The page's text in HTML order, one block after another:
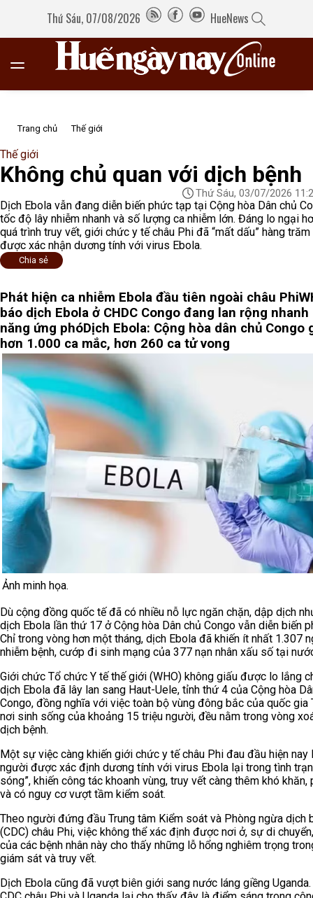
Thứ Sáu, 07/08/2026 HueNews
Trang chủ Thế giới
Thế giới
Không chủ quan với dịch bệnh
Thứ Sáu, 03/07/2026
Dịch Ebola vẫn đang diễn biến phức tạp tại Cộng hòa Dân chủ
tốc độ lây nhiễm nhanh và số lượng ca nhiễm lớn. Đáng lo ngại
quá trình truy vết, giới chức y tế châu Phi đã “mất dấu” hàng
được xác nhận dương tính với virus Ebola.
Chia sẻ
Phát hiện ca nhiễm Ebola đầu tiên ngoài châu Phi
báo dịch Ebola ở CHDC Congo đang lan rộng
năng ứng phóDịch Ebola: Cộng hòa dân chủ Congo
hơn 1.000 ca mắc, hơn 260 ca tử vong
Ảnh minh họa.
Dù cộng đồng quốc tế đã có nhiều nỗ lực ngăn chặn, dập dịch
dịch Ebola lần thứ 17 ở Cộng hòa Dân chủ Congo vẫn diễn biến
Chỉ trong vòng hơn một tháng, dịch Ebola đã khiến ít nhất 1.307
nhiễm bệnh, cướp đi sinh mạng của 377 nạn nhân xấu số tại
Giới chức Tổ chức Y tế thế giới (WHO) không giấu được lo lắng
dịch Ebola đã lây lan sang Haut-Uele, tỉnh thứ 4 của Cộng hòa
Congo, đồng nghĩa với việc toàn bộ vùng đông bắc của quốc gia
nơi sinh sống của khoảng 15 triệu người, đều nằm trong vòng
dịch bệnh.
Một sự việc càng khiến giới chức y tế châu Phi đau đầu hiện nay
người được xác định dương tính với virus Ebola lại trong tình
sóng”, khiến công tác khoanh vùng, truy vết càng thêm khó khăn,
và có nguy cơ vượt tầm kiểm soát.
Theo người đứng đầu Trung tâm Kiểm soát và Phòng ngừa dịch
(CDC) châu Phi, việc không thể xác định được nơi ở, sự di
của các bệnh nhân này cho thấy những lỗ hổng nghiêm trọng
giám sát và truy vết.
Dịch Ebola cũng đã vượt biên giới sang nước láng giềng Uganda.